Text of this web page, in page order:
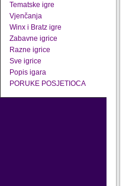
Tematske igre
Vjenčanja
Winx i Bratz igre
Zabavne igrice
Razne igrice
Sve igrice
Popis igara
PORUKE POSJETIOCA